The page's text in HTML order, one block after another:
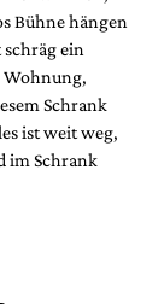
Bühne hängen
ein
Wohnung,
Schrank
ist weit weg,
im Schrank